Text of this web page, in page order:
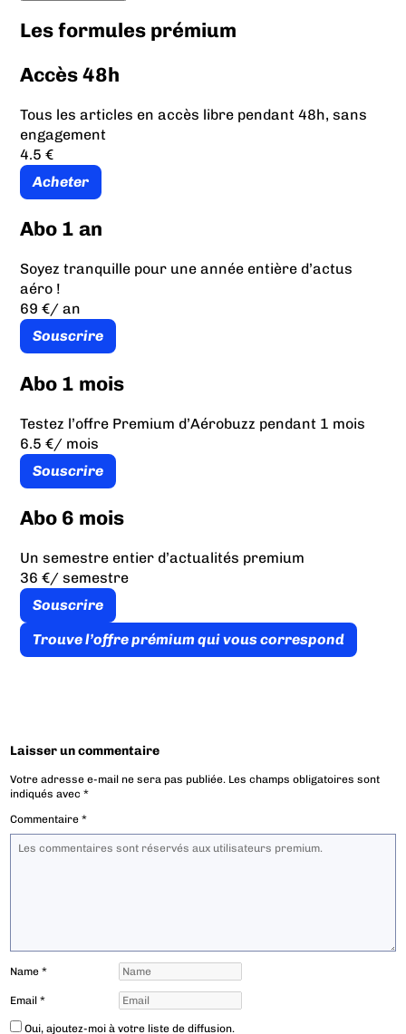
Les formules prémium
Accès 48h
Tous les articles en accès libre pendant 48h, sans
engagement
4.5 €
Acheter
Abo 1 an
Soyez tranquille pour une année entière d’actus
aéro !
69 €/ an
Souscrire
Abo 1 mois
Testez l’offre Premium d’Aérobuzz pendant 1 mois
6.5 €/ mois
Souscrire
Abo 6 mois
Un semestre entier d’actualités premium
36 €/ semestre
Souscrire
Trouve l’offre prémium qui vous correspond
Laisser un commentaire
Votre adresse e-mail ne sera pas publiée. Les champs obligatoires sont
indiqués avec*
Commentaire*
Name*
Email*
Oui, ajoutez-moi à votre liste de diffusion.